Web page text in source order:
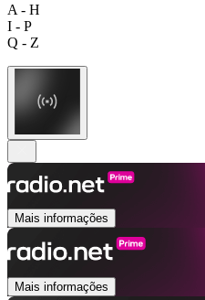
A - H
I - P
Q - Z
Mais informações
Mais informações